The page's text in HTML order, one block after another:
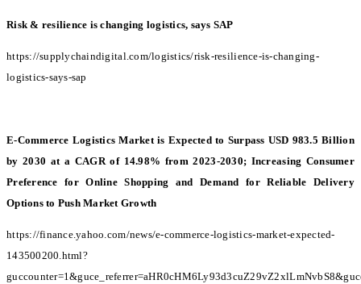
Risk & resilience is changing logistics, says SAP
https://supplychaindigital.com/logistics/risk-resilience-is-changing-
logistics-says-sap
E-Commerce Logistics Market is Expected to Surpass USD 983.5 Billion
by 2030 at a CAGR of 14.98% from 2023-2030; Increasing Consumer
Preference for Online Shopping and Demand for Reliable Delivery
Options to Push Market Growth
https://finance.yahoo.com/news/e-commerce-logistics-market-expected-
143500200.html?